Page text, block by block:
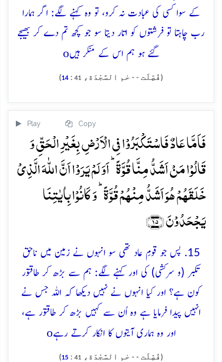
کے سوا کسی کی عبادت نہ کرو، تو وہ کہنے لگے: اگر ہمارا
رب چاہتا تو فرشتوں کو اتار دیتا سو جو کچھ تم دے کر بھیجے
گئے ہو ہم اس کے منکر ہیںo
(فُصِّلَت - - حٰم السَّجْدَة، 41
:
14
)
Play Copy
فَاَمَّا عَادٌ فَاسۡتَکۡبَرُوۡا فِی الۡاَرۡضِ بِغَیۡرِ الۡحَقِّ وَ
قَالُوۡا مَنۡ اَشَدُّ مِنَّا قُوَّۃً ؕ اَوَ لَمۡ یَرَوۡا اَنَّ اللّٰہَ الَّذِیۡ
خَلَقَہُمۡ ہُوَ اَشَدُّ مِنۡہُمۡ قُوَّۃً ؕ وَ کَانُوۡا بِاٰیٰتِنَا
یَجۡحَدُوۡنَ ﴿۱۵﴾
15. پس جو قومِ عاد تھی سو انہوں نے زمین میں ناحق
تکبر (و سرکشی) کی اور کہنے لگے: ہم سے بڑھ کر طاقتور
کون ہے؟ اور کیا انہوں نے نہیں دیکھا کہ اللہ جس نے
انہیں پیدا فرمایا ہے وہ اُن سے کہیں بڑھ کر طاقتور ہے،
اور وہ ہماری آیتوں کا انکار کرتے رہےo
(فُصِّلَت - - حٰم السَّجْدَة، 41
:
15
)